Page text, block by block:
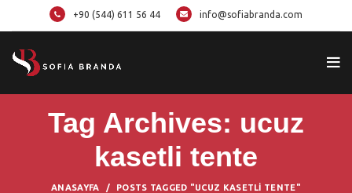
+90 (544) 611 56 44 info@sofiabranda.com
Tag Archives: ucuz
kasetli tente
ANASAYFA POSTS TAGGED "UCUZ KASETLI TENTE"